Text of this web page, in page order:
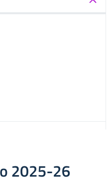
2025-26